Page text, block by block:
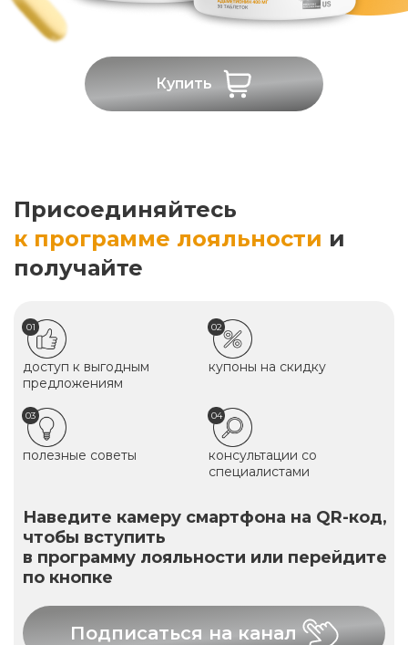
Купить
Присоединяйтесь
к программе лояльности и
получайте
01
доступ к выгодным
предложениям
02
купоны на скидку
03
полезные советы
04
консультации со
специалистами
Наведите камеру смартфона на QR-код,
чтобы вступить
в программу лояльности или перейдите
по кнопке
Подписаться на канал